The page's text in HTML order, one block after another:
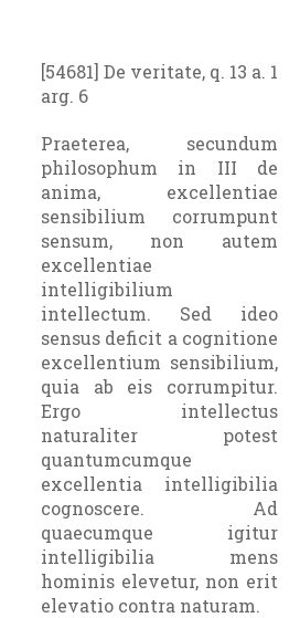
[54681] De veritate, q. 13 a. 1
arg. 6
Praeterea, secundum
philosophum in III de
anima, excellentiae
sensibilium corrumpunt
sensum, non autem
excellentiae
intelligibilium
intellectum. Sed ideo
sensus deficit a cognitione
excellentium sensibilium,
quia ab eis corrumpitur.
Ergo intellectus
naturaliter potest
quantumcumque
excellentia intelligibilia
cognoscere. Ad
quaecumque igitur
intelligibilia mens
hominis elevetur, non erit
elevatio contra naturam.